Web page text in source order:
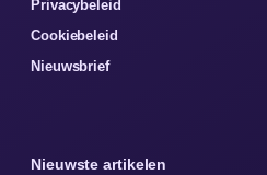
Privacybeleid
Cookiebeleid
Nieuwsbrief
Nieuwste artikelen